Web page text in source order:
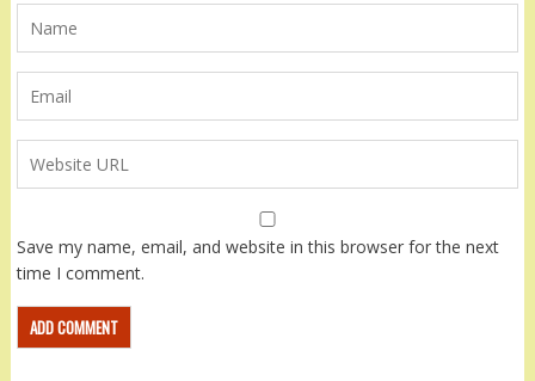
Save my name, email, and website in this browser for the next
time I comment.